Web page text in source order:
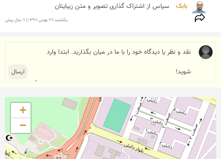
بابک سپاس از اشتراک گذاری تصویر و متن زیبایتان
يكشنبه 27 بهمن 1398 | 7 سال پیش
+
−